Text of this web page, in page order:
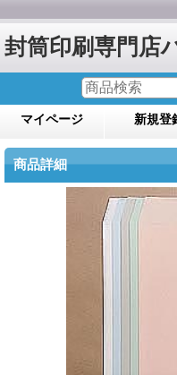
封筒印刷専門店
マイページ 新規登
商品詳細